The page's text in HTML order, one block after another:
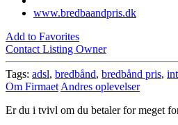
www.bredbaandpris.dk
Add to Favorites
Contact Listing Owner
Tags: adsl, bredbånd, bredbånd pris,
Om Firmaet Andres oplevelser
Er du i tvivl om du betaler for meget